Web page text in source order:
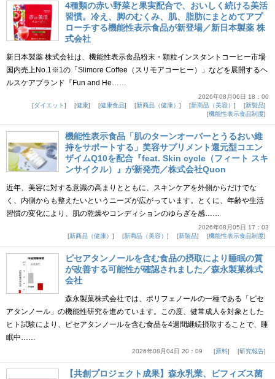
4種類の赤い野菜と果実配合で、おいしく続ける美活
習慣。冷え、脚のむくみ、肌、脂肪にまとめてアプ
ローチする機能性表示食品が新登場／新日本製薬 株
式会社
新日本製薬 株式会社は、機能性表示食品粉末・顆粒インスタントコーヒー市場
国内売上No.1※1の「Slimore Coffee（スリモアコーヒー）」などを展開するヘ
ルスケアブランド『Fun and He……
2026年08月06日 18：00
ダイエット
健康 健康食品 新商品（健康） 新商品（美容）
新製品
機能性表示食品制度
機能性表示食品「肌のターンオーバーとうるおい維
持をサポートする」美容サプリメント還元型コエン
ザイムQ10を配合『feat. Skin cycle（フィート スキ
ンサイクル）』が新発売／株式会社Quon
近年、美容に対する意識の高まりとともに、スキンケアを外側からだけでな
く、内側からも整えたいというニーズが広がっています。とくに、年齢や生活
習慣の変化により、肌の乾燥やコンディションのゆらぎを感……
2026年08月05日 17：03
新商品（健康）
新商品（美容） 新製品 機能性表示食品制度
ピセアタンノールを含む食品の摂取により睡眠の質
が改善する可能性が確認されました／森永製菓株式
会社
森永製菓株式会社では、ポリフェノールの一種である「ピセ
アタンノール」の機能性研究を進めています。この度、健常成人を対象とした
ヒト試験により、ピセアタンノールを含む食品を4週間継続摂取することで、睡
眠中……
2026年08月04日 20：09 原料 研究報告
【共創プロジェクト成果】森永乳業、ビフィズス菌